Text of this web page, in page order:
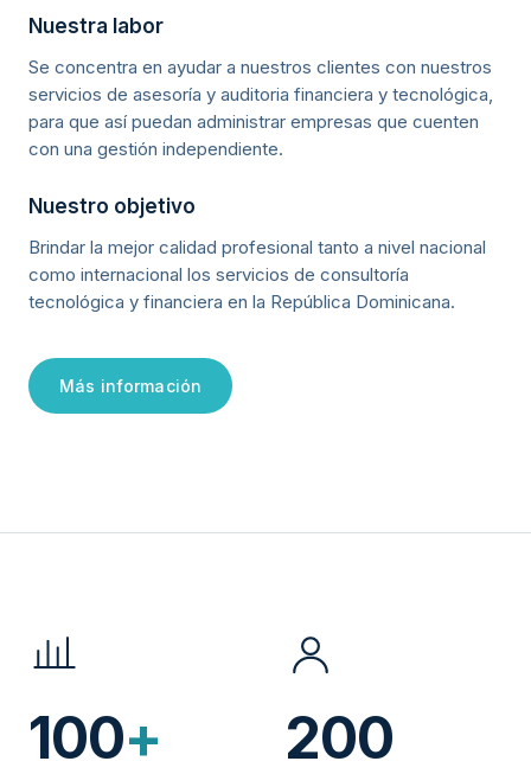
Nuestra labor
Se concentra en ayudar a nuestros clientes con nuestros
servicios de asesoría y auditoria financiera y tecnológica,
para que así puedan administrar empresas que cuenten
con una gestión independiente.
Nuestro objetivo
Brindar la mejor calidad profesional tanto a nivel nacional
como internacional los servicios de consultoría
tecnológica y financiera en la República Dominicana.
Más información
100+ 200